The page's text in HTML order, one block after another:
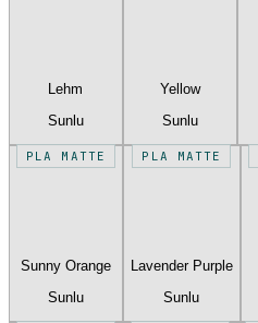
Lehm
Sunlu
Yellow
Sunlu
PLA MATTE
Sunny Orange
Sunlu
PLA MATTE
Lavender Purple
Sunlu